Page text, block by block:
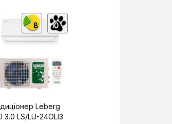
8 10
Leberg
3.0 LS/LU-24OLI3